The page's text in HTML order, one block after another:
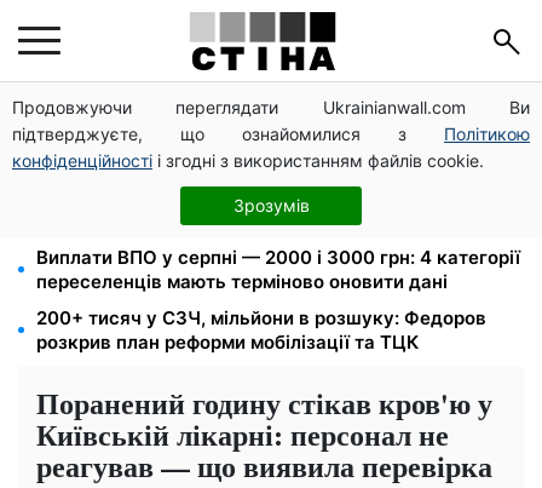
Продовжуючи переглядати Ukrainianwall.com Ви
підтверджуєте, що ознайомилися з Політикою
конфіденційності і згодні з використанням файлів cookie.
Зрозумів
Мавіки, зарядні станції та апарати для реанімації:
Християнський корпус передав вантаж на
Запорізький та Покровський напрямки
26 000 підписів — Зеленський доручив РНБО
позбавляти водіїв прав за систематичні порушення
Виплати ВПО у серпні — 2000 і 3000 грн: 4 категорії
переселенців мають терміново оновити дані
200+ тисяч у СЗЧ, мільйони в розшуку: Федоров
розкрив план реформи мобілізації та ТЦК
Поранений годину стікав кров'ю у
Київській лікарні: персонал не
реагував — що виявила перевірка